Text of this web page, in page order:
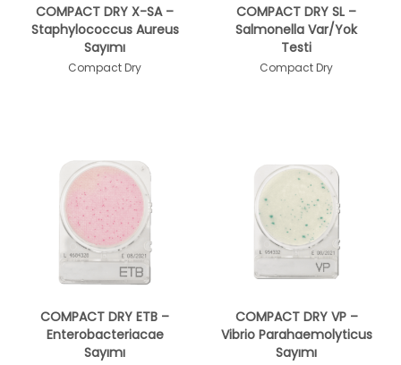
COMPACT DRY X-SA –
Staphylococcus Aureus
Sayımı
Compact Dry
COMPACT DRY SL –
Salmonella Var/Yok
Testi
Compact Dry
COMPACT DRY ETB –
Enterobacteriacae
Sayımı
COMPACT DRY VP –
Vibrio Parahaemolyticus
Sayımı